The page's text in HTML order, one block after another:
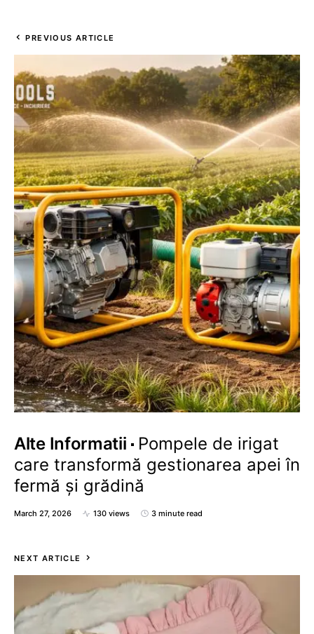
PREVIOUS ARTICLE
Alte Informatii
Pompele de irigat
care transformă gestionarea apei în
fermă și grădină
March 27, 2026 130 views 3 minute read
NEXT ARTICLE